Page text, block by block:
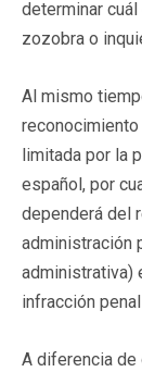
determinar
zozobra o
Al mismo
limitada por la
español, por
dependerá del
administración
administrativa)
infracción
A diferencia de